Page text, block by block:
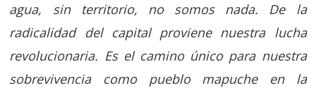
agua, sin territorio, no somos nada. De la
radicalidad del capital proviene nuestra lucha
revolucionaria. Es el camino único para nuestra
sobrevivencia como pueblo mapuche en la